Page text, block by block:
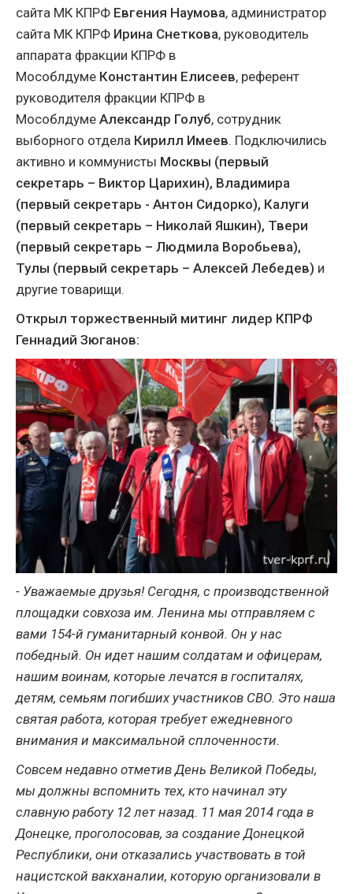
сайта МК КПРФ Евгения Наумова, администратор
сайта МК КПРФ Ирина Снеткова, руководитель
аппарата фракции КПРФ в
Мособлдуме Константин Елисеев, референт
руководителя фракции КПРФ в
Мособлдуме Александр Голуб, сотрудник
выборного отдела Кирилл Имеев. Подключились
активно и коммунисты Москвы (первый
секретарь – Виктор Царихин), Владимира
(первый секретарь - Антон Сидорко), Калуги
(первый секретарь – Николай Яшкин), Твери
(первый секретарь – Людмила Воробьева),
Тулы (первый секретарь – Алексей Лебедев) и
другие товарищи.
Открыл торжественный митинг лидер КПРФ
Геннадий Зюганов:
- Уважаемые друзья! Сегодня, с производственной
площадки совхоза им. Ленина мы отправляем с
вами 154-й гуманитарный конвой. Он у нас
победный. Он идет нашим солдатам и офицерам,
нашим воинам, которые лечатся в госпиталях,
детям, семьям погибших участников СВО. Это наша
святая работа, которая требует ежедневного
внимания и максимальной сплоченности.
Совсем недавно отметив День Великой Победы,
мы должны вспомнить тех, кто начинал эту
славную работу 12 лет назад. 11 мая 2014 года в
Донецке, проголосовав, за создание Донецкой
Республики, они отказались участвовать в той
нацистской вакханалии, которую организовали в